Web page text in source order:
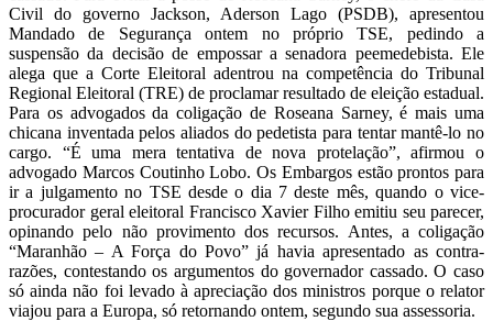
Civil do governo Jackson, Aderson Lago (PSDB), apresentou
Mandado de Segurança ontem no próprio TSE, pedindo a
suspensão da decisão de empossar a senadora peemedebista. Ele
alega que a Corte Eleitoral adentrou na competência do Tribunal
Regional Eleitoral (TRE) de proclamar resultado de eleição estadual.
Para os advogados da coligação de Roseana Sarney, é mais uma
chicana inventada pelos aliados do pedetista para tentar mantê-lo no
cargo. “É uma mera tentativa de nova protelação”, afirmou o
advogado Marcos Coutinho Lobo. Os Embargos estão prontos para
ir a julgamento no TSE desde o dia 7 deste mês, quando o vice-
procurador geral eleitoral Francisco Xavier Filho emitiu seu parecer,
opinando pelo não provimento dos recursos. Antes, a coligação
“Maranhão – A Força do Povo” já havia apresentado as contra-
razões, contestando os argumentos do governador cassado. O caso
só ainda não foi levado à apreciação dos ministros porque o relator
viajou para a Europa, só retornando ontem, segundo sua assessoria.